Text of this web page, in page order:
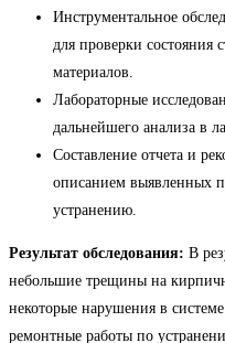
Инструментальное
для проверки состояния
материалов.
Лабораторные
дальнейшего анализа в
Составление отчета и
описанием выявленных
устранению.
Результат обследования: В
небольшие трещины на
некоторые нарушения в
ремонтные работы по